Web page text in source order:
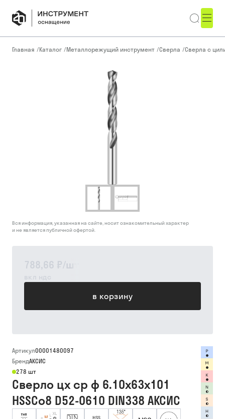
Главная /Каталог /Металлорежущий инструмент /Сверла /Сверла с
788,66 ₽/шт
вкл ндс
в корзину
Вся информация, указанная на сайте, носит ознакомительный характер
и не является публичной офертой.
Артикул00001480097
БрендАКСИС
278 шт
Сверло цх ср ф 6.10х63х101
HSSCo8 D52-0610 DIN338 АКСИС